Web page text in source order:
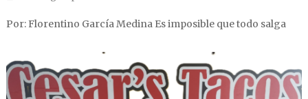
Por: Florentino García Medina Es imposible que todo salga